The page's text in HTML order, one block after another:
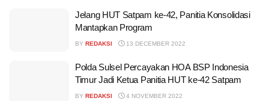
Jelang HUT Satpam ke-42, Panitia Konsolidasi
Mantapkan Program
BY REDAKSI 13 DECEMBER 2022
Polda Sulsel Percayakan HOA BSP Indonesia
Timur Jadi Ketua Panitia HUT ke-42 Satpam
BY REDAKSI 4 NOVEMBER 2022